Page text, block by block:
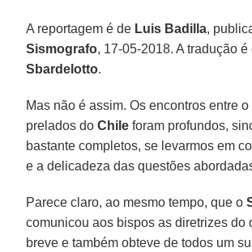
A reportagem é de Luis Badilla,
Sismografo, 17-05-2018. A tradução é
Sbardelotto.
Mas não é assim. Os encontros entre
prelados doChile foram profundos,
bastante completos, se levarmos em
e a delicadeza das questões
Parece claro, ao mesmo tempo, que o
comunicou aos bispos as diretrizes do
breve e também obteve de todos um